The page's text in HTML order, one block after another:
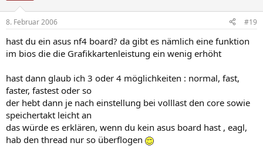
8. Februar 2006 #19
hast du ein asus nf4 board? da gibt es nämlich eine funktion
im bios die die Grafikkartenleistung ein wenig erhöht
hast dann glaub ich 3 oder 4 möglichkeiten : normal, fast,
faster, fastest oder so
der hebt dann je nach einstellung bei volllast den core sowie
speichertakt leicht an
das würde es erklären, wenn du kein asus board hast , eagl,
hab den thread nur so überflogen